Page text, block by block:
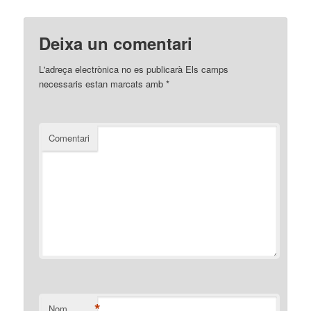
Deixa un comentari
L'adreça electrònica no es publicarà Els camps
necessaris estan marcats amb*
Comentari